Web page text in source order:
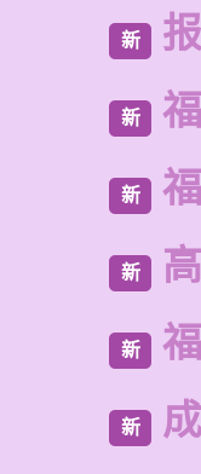
新
新
新
新
新
新